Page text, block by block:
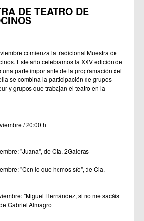
DE TEATRO DE
comienza la tradicional Muestra de
Este año celebramos la XXV edición de
una parte importante de la programación del
se combina la participación de grupos
y grupos que trabajan el teatro en la
/ 20:00 h
"Juana", de Cia. 2Galeras
"Con lo que hemos sío", de Cia.
"Miguel Hernández, si no me sacáis
Gabriel Almagro